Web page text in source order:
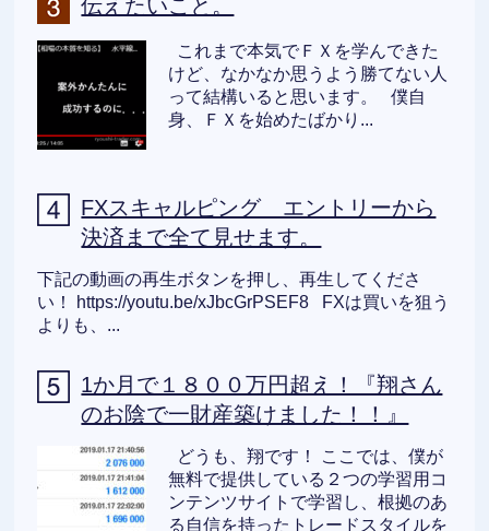
伝えたいこと。
これまで本気でＦＸを学んできた
けど、なかなか思うよう勝てない人
って結構いると思います。 僕自
身、ＦＸを始めたばかり...
FXスキャルピング エントリーから
決済まで全て見せます。
下記の動画の再生ボタンを押し、再生してくださ
い！ https://youtu.be/xJbcGrPSEF8 FXは買いを狙う
よりも、...
1か月で１８００万円超え！『翔さん
のお陰で一財産築けました！！』
どうも、翔です！ ここでは、僕が
無料で提供している２つの学習用コ
ンテンツサイトで学習し、根拠のあ
る自信を持ったトレードスタイルを